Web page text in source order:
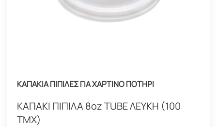
ΚΑΠΑΚΙΑ ΠΙΠΙΛΕΣ ΓΙΑ ΧΑΡΤΙΝΟ ΠΟΤΗΡΙ
ΚΑΠΑΚΙ ΠΙΠΙΛΑ 8oz TUBE ΛΕΥΚΗ (100
ΤΜΧ)